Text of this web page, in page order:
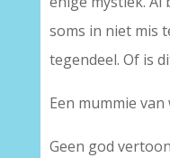
soms in niet mis
tegendeel. Of is
Een mummie
Geen god